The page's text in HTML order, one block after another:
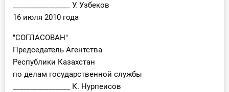
________________ У. Узбеков
16 июля 2010 года
"СОГЛАСОВАН"
Председатель Агентства
Республики Казахстан
по делам государственной службы
________________ К. Нурпеисов